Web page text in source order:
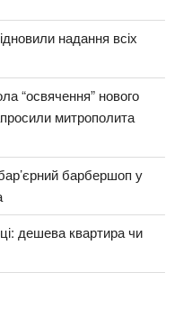
надання всіх
“освячення” нового
митрополита
барбершоп у
дешева квартира чи